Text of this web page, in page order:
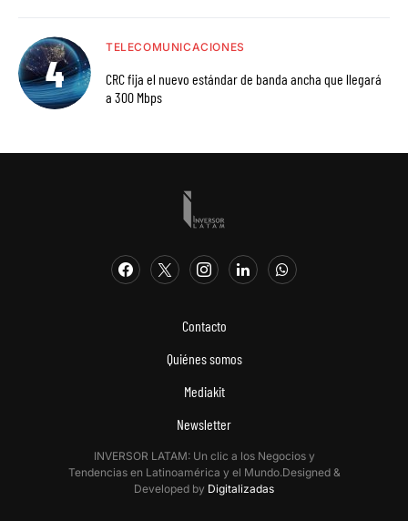
TELECOMUNICACIONES
CRC fija el nuevo estándar de banda ancha que llegará
a 300 Mbps
Contacto
Quiénes somos
Mediakit
Newsletter
INVERSOR LATAM: Un clic a los Negocios y
Tendencias en Latinoamérica y el Mundo.Designed &
Developed by Digitalizadas